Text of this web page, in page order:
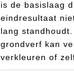
is de basislaag
eindresultaat
lang
grondverf kan
verkleuren of